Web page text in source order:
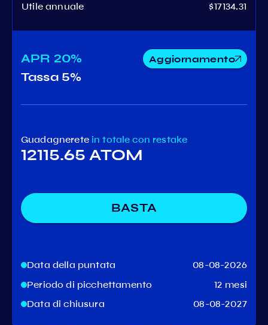
Utile annuale
$17134.31
APR 20% Aggiornamento
Tassa5%
Guadagnerete in totale con restake
12115.65 ATOM
BASTA
Data della puntata
08-08-2026
Periodo di picchettamento
12 mesi
Data di chiusura
08-08-2027